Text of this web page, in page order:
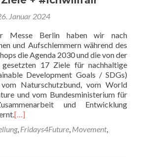
Januar 2024
Messe Berlin haben wir nach
und Aufschlemmern während des
die Agenda 2030 und die von der
gesetzten 17 Ziele für nachhaltige
Development Goals / SDGs)
Naturschutzbund, vom World
und vom Bundesministerium für
und Entwicklung
[…]
, Fridays4Future, Movement,